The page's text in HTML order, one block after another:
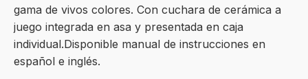
gama de vivos colores. Con cuchara de cerámica a
juego integrada en asa y presentada en caja
individual.Disponible manual de instrucciones en
español e inglés.